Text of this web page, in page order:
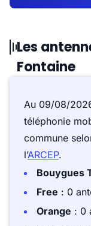
Les
Fontaine
Au 09/08/
téléphonie
commune
l’ARCEP.
Bouygues
Free : 0
Orange : 0